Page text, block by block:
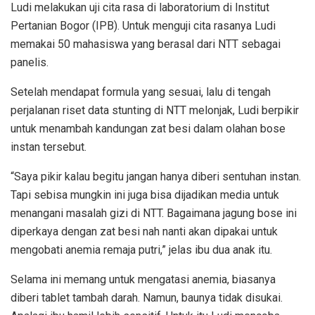
Ludi melakukan uji cita rasa di laboratorium di Institut
Pertanian Bogor (IPB). Untuk menguji cita rasanya Ludi
memakai 50 mahasiswa yang berasal dari NTT sebagai
panelis.
Setelah mendapat formula yang sesuai, lalu di tengah
perjalanan riset data stunting di NTT melonjak, Ludi berpikir
untuk menambah kandungan zat besi dalam olahan bose
instan tersebut.
“Saya pikir kalau begitu jangan hanya diberi sentuhan instan.
Tapi sebisa mungkin ini juga bisa dijadikan media untuk
menangani masalah gizi di NTT. Bagaimana jagung bose ini
diperkaya dengan zat besi nah nanti akan dipakai untuk
mengobati anemia remaja putri,” jelas ibu dua anak itu.
Selama ini memang untuk mengatasi anemia, biasanya
diberi tablet tambah darah. Namun, baunya tidak disukai.